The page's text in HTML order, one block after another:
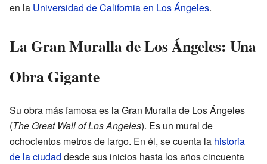
en la Universidad de California en Los Ángeles.
La Gran Muralla de Los Ángeles: Una
Obra Gigante
Su obra más famosa es la Gran Muralla de Los Ángeles
(The Great Wall of Los Angeles). Es un mural de
ochocientos metros de largo. En él, se cuenta la historia
de la ciudad desde sus inicios hasta los años cincuenta